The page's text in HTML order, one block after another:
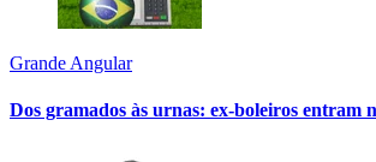
Grande Angular
Dos gramados às urnas: ex-boleiros entram